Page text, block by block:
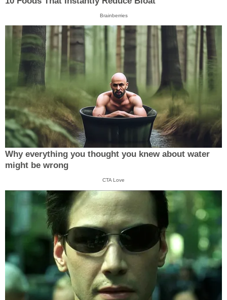
Brainberries
Why everything you thought you knew about water
might be wrong
CTA Love